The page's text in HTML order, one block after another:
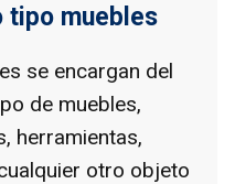
tipo muebles
se encargan del
de muebles,
herramientas,
otro objeto